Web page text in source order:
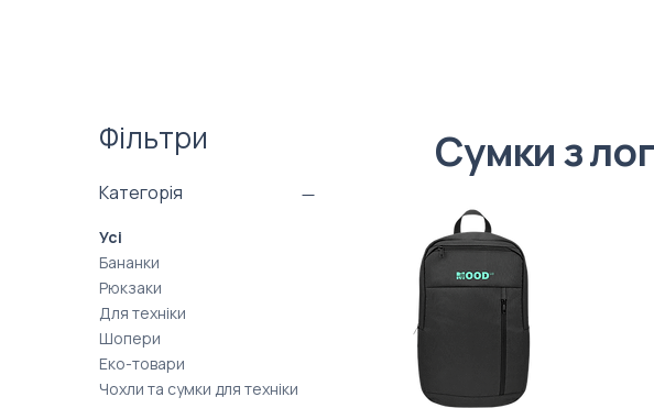
Фільтри
Категорія
Усі
Бананки
Рюкзаки
Для техніки
Шопери
Еко-товари
Чохли та сумки для техніки
Сумки з